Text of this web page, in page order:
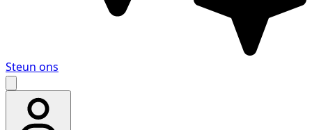
Steun ons